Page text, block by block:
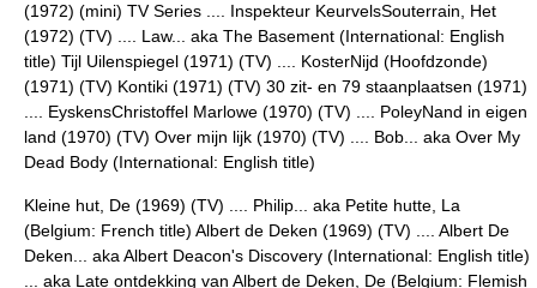
(1972) (mini) TV Series .... Inspekteur KeurvelsSouterrain, Het
(1972) (TV) .... Law... aka The Basement (International: English
title) Tijl Uilenspiegel (1971) (TV) .... KosterNijd (Hoofdzonde)
(1971) (TV) Kontiki (1971) (TV) 30 zit- en 79 staanplaatsen (1971)
.... EyskensChristoffel Marlowe (1970) (TV) .... PoleyNand in eigen
land (1970) (TV) Over mijn lijk (1970) (TV) .... Bob... aka Over My
Dead Body (International: English title)
Kleine hut, De (1969) (TV) .... Philip... aka Petite hutte, La
(Belgium: French title) Albert de Deken (1969) (TV) .... Albert De
Deken... aka Albert Deacon's Discovery (International: English title)
... aka Late ontdekking van Albert de Deken, De (Belgium: Flemish